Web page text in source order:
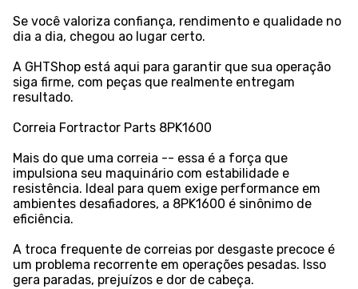
Se você valoriza confiança, rendimento e qualidade no
dia a dia, chegou ao lugar certo.
A GHTShop está aqui para garantir que sua operação
siga firme, com peças que realmente entregam
resultado.
Correia Fortractor Parts 8PK1600
Mais do que uma correia -- essa é a força que
impulsiona seu maquinário com estabilidade e
resistência. Ideal para quem exige performance em
ambientes desafiadores, a 8PK1600 é sinônimo de
eficiência.
A troca frequente de correias por desgaste precoce é
um problema recorrente em operações pesadas. Isso
gera paradas, prejuízos e dor de cabeça.